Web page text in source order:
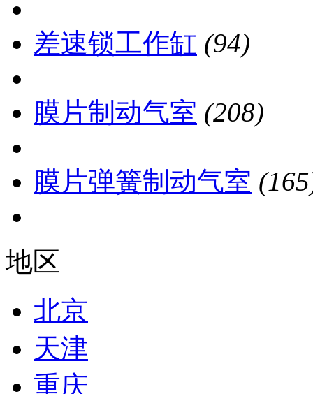
差速锁工作缸 (94)
膜片制动气室 (208)
膜片弹簧制动气室
地区
北京
天津
重庆